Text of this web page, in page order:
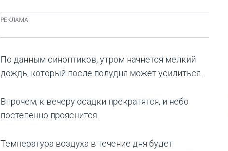
По данным синоптиков, утром начнется мелкий
дождь, который после полудня может усилиться.
Впрочем, к вечеру осадки прекратятся, и небо
постепенно прояснится.
Температура воздуха в течение дня будет